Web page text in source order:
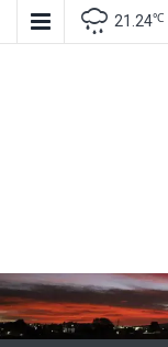
21.24℃